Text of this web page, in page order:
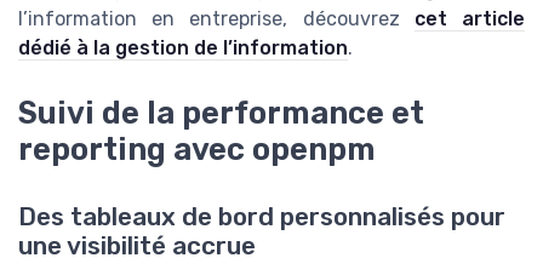
l’information en entreprise, découvrez cet article
dédié à la gestion de l’information.
Suivi de la performance et
reporting avec openpm
Des tableaux de bord personnalisés pour
une visibilité accrue